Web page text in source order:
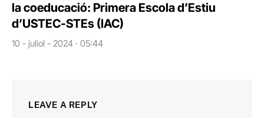
la coeducació: Primera Escola d’Estiu
d’USTEC-STEs (IAC)
10 - juliol - 2024 · 05:44
LEAVE A REPLY